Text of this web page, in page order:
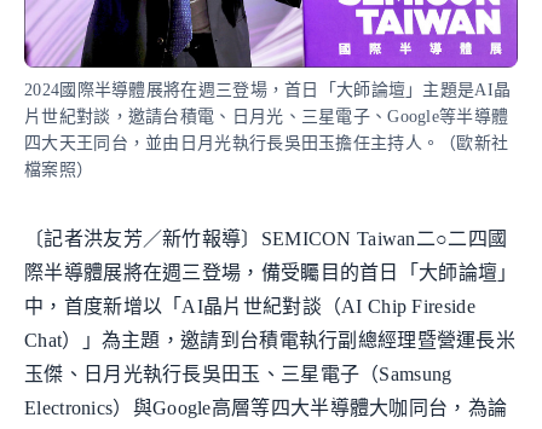
2024國際半導體展將在週三登場，首日「大師論壇」主題是AI晶
片世紀對談，邀請台積電、日月光、三星電子、Google等半導體
四大天王同台，並由日月光執行長吳田玉擔任主持人。（歐新社
檔案照）
〔記者洪友芳／新竹報導〕SEMICON Taiwan二○二四國
際半導體展將在週三登場，備受矚目的首日「大師論壇」
中，首度新增以「AI晶片世紀對談（AI Chip Fireside
Chat）」為主題，邀請到台積電執行副總經理暨營運長米
玉傑、日月光執行長吳田玉、三星電子（Samsung
Electronics）與Google高層等四大半導體大咖同台，為論